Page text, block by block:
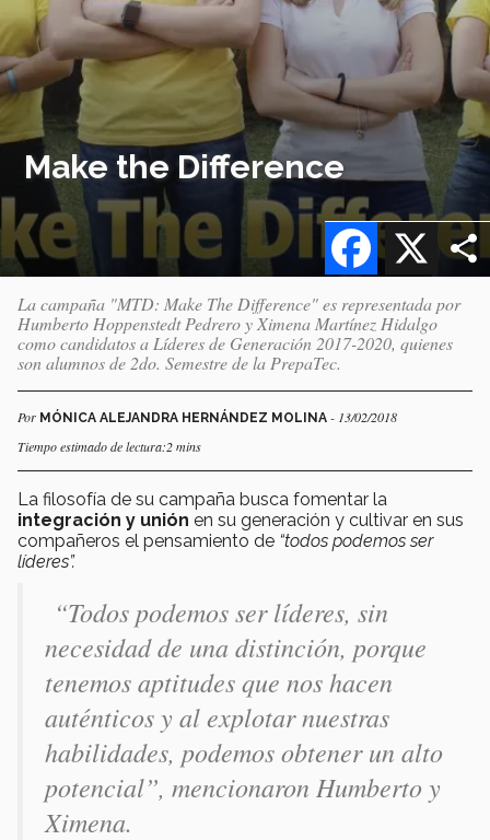
Make the Difference
X
Facebook
La campaña "MTD: Make The Difference" es representada por
Humberto Hoppenstedt Pedrero y Ximena Martínez Hidalgo
como candidatos a Líderes de Generación 2017-2020, quienes
son alumnos de 2do. Semestre de la PrepaTec.
Por MÓNICA ALEJANDRA HERNÁNDEZ MOLINA - 13/02/2018
Tiempo estimado de lectura:2 mins
La filosofía de su campaña busca fomentar la
integración y unión en su generación y cultivar en sus
compañeros el pensamiento de “todos podemos ser
líderes”.
“Todos podemos ser líderes, sin
necesidad de una distinción, porque
tenemos aptitudes que nos hacen
auténticos y al explotar nuestras
habilidades, podemos obtener un alto
potencial”, mencionaron Humberto y
Ximena.